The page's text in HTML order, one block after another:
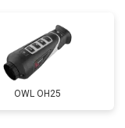
OWL OH25